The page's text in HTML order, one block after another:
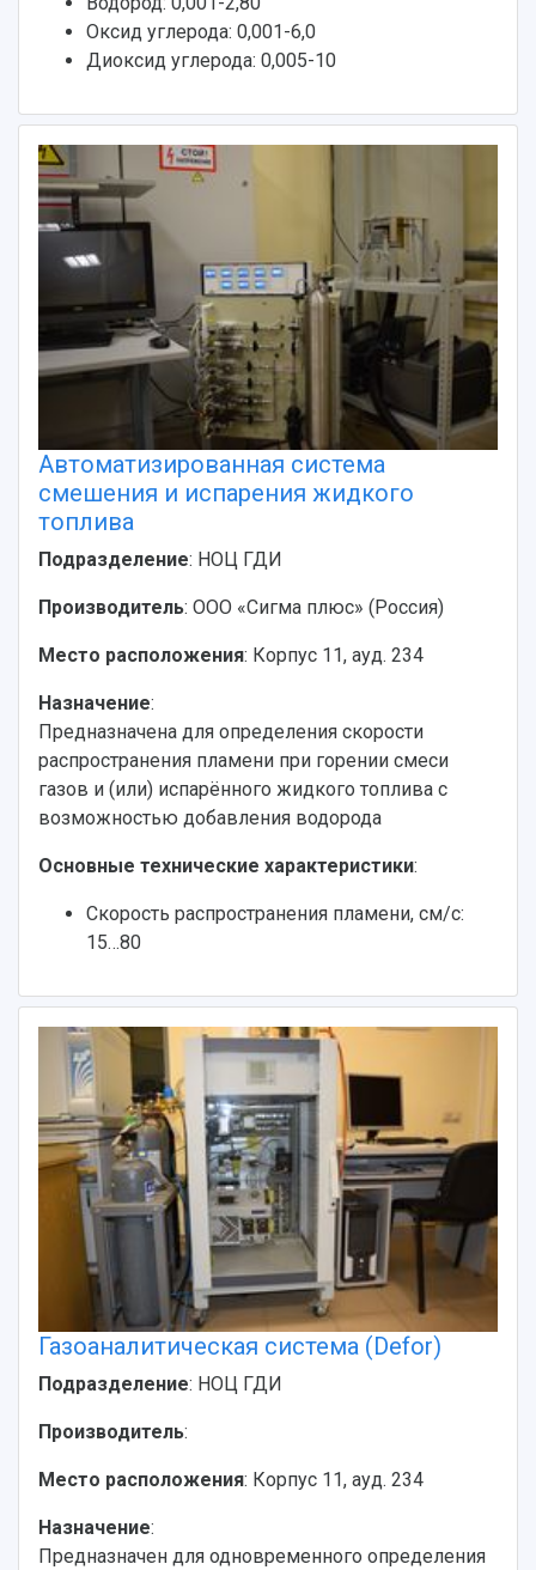
Оксид углерода: 0,001-6,0
Диоксид углерода: 0,005-10
Автоматизированная система
смешения и испарения жидкого
топлива
Подразделение: НОЦ ГДИ
Производитель: ООО «Сигма плюс» (Россия)
Место расположения: Корпус 11, ауд. 234
Назначение:
Предназначена для определения скорости
распространения пламени при горении смеси
газов и (или) испарённого жидкого топлива с
возможностью добавления водорода
Основные технические характеристики:
Скорость распространения пламени, см/с:
15…80
Газоаналитическая система (Defor)
Подразделение: НОЦ ГДИ
Производитель:
Место расположения: Корпус 11, ауд. 234
Назначение:
Предназначен для одновременного определения